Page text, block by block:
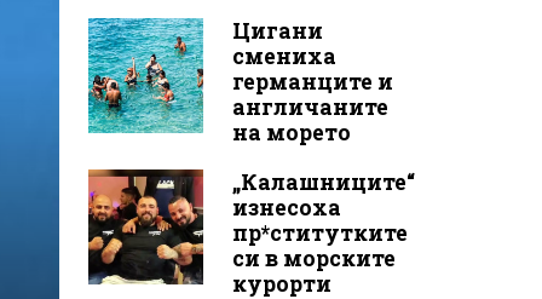
Цигани
смениха
германците и
англичаните
на морето
„Калашниците“
изнесоха
пр*ститутките
си в морските
курорти